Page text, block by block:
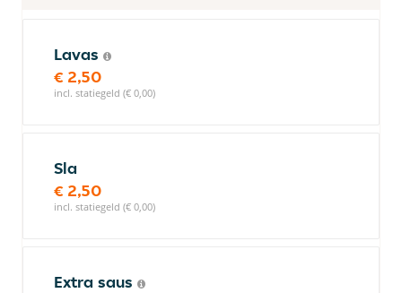
Lavas
€ 2,50
incl. statiegeld (€ 0,00)
Sla
€ 2,50
incl. statiegeld (€ 0,00)
Extra saus